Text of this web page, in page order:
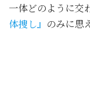
一体どのように交
体捜し』 のみに思